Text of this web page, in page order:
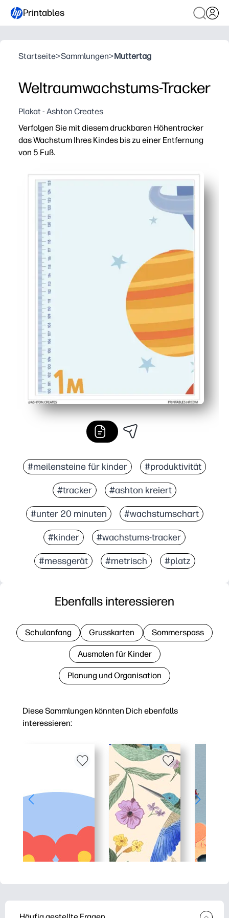
Printables
Startseite>Sammlungen>Muttertag
Weltraumwachstums-Tracker
Plakat - Ashton Creates
Verfolgen Sie mit diesem druckbaren Höhentracker
das Wachstum Ihres Kindes bis zu einer Entfernung
von 5 Fuß.
#meilensteine für kinder #produktivität
#tracker #ashton kreiert
#unter 20 minuten #wachstumschart
#kinder #wachstums-tracker
#messgerät #metrisch #platz
Diese Sammlungen könnten Dich ebenfalls
interessieren:
Ebenfalls interessieren
Schulanfang Grusskarten Sommerspass
Ausmalen für Kinder
Planung und Organisation